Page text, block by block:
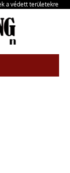
a védett területekre